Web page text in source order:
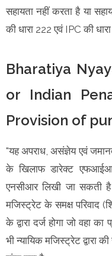
सहायता नहीं करता है या
की धारा 222 एवं IPC की
Bharatiya
or Indian
Provision of
"यह अपराध, असंज्ञेय एवं
के खिलाफ डारेक्ट
एनसीआर लिखी जा सकती
मजिस्ट्रेट के समक्ष परिवाद
के द्वारा दर्ज होगा जो वहा
भी न्यायिक मजिस्ट्रेट द्वारा